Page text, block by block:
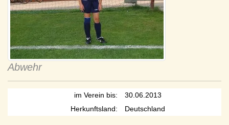
Abwehr
im Verein bis:
30.06.2013
Herkunftsland:
Deutschland